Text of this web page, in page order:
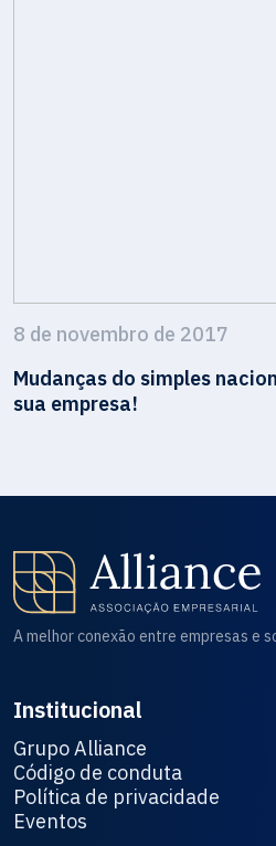
8 de novembro de 2017
Mudanças do simples
sua empresa!
A melhor conexão entre empresas e
Institucional
Grupo Alliance
Código de conduta
Política de privacidade
Eventos